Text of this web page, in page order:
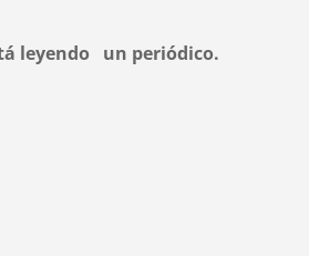
leyendo un periódico.